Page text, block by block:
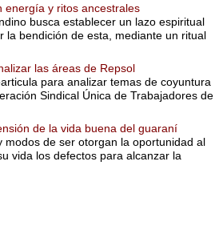
energía y ritos ancestrales
busca establecer un lazo espiritual
la bendición de esta, mediante un ritual
las áreas de Repsol
para analizar temas de coyuntura
Sindical Única de Trabajadores de
de la vida buena del guaraní
modos de ser otorgan la oportunidad al
vida los defectos para alcanzar la